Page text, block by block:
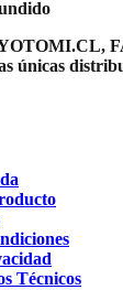
únicas
Técnicos